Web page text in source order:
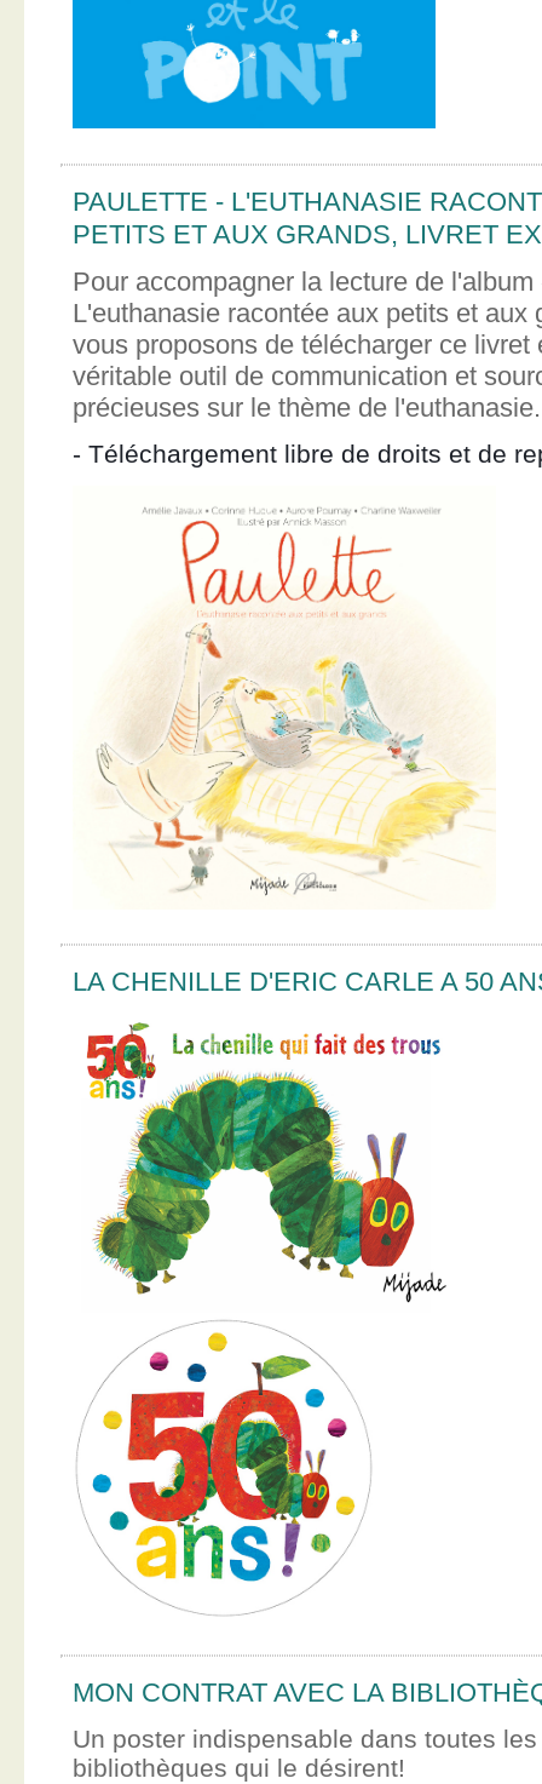
PAULETTE - L'EUTHANASIE
PETITS ET AUX GRANDS, LIVRET
Pour accompagner la lecture de
L'euthanasie racontée aux petits et aux
vous proposons de télécharger ce livret
véritable outil de communication et
précieuses sur le thème de l'euthanasie.
- Téléchargement libre de droits et de
LA CHENILLE D'ERIC CARLE A 50
MON CONTRAT AVEC LA
Un poster indispensable dans toutes
bibliothèques qui le désirent!